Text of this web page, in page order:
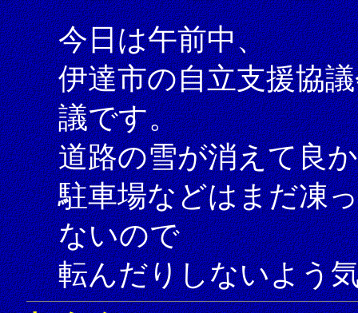
今日は午前中、
伊達市の自立支援協
議です。
道路の雪が消えて良
駐車場などはまだ凍
ないので
転んだりしないよう